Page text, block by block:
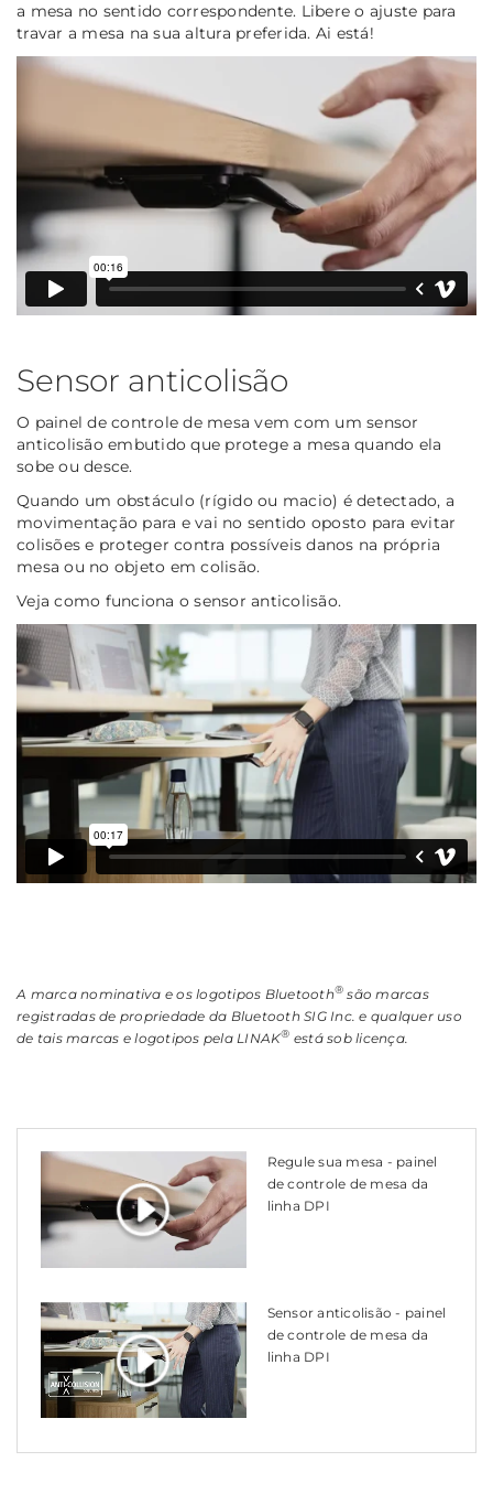
a mesa no sentido correspondente. Libere o ajuste para
travar a mesa na sua altura preferida. Ai está!
Sensor anticolisão
O painel de controle de mesa vem com um sensor
anticolisão embutido que protege a mesa quando ela
sobe ou desce.
Quando um obstáculo (rígido ou macio) é detectado, a
movimentação para e vai no sentido oposto para evitar
colisões e proteger contra possíveis danos na própria
mesa ou no objeto em colisão.
Veja como funciona o sensor anticolisão.
A marca nominativa e os logotipos Bluetooth® são marcas
registradas de propriedade da Bluetooth SIG Inc. e qualquer uso
de tais marcas e logotipos pela LINAK® está sob licença.
Regule sua mesa - painel
de controle de mesa da
linha DPI
Sensor anticolisão - painel
de controle de mesa da
linha DPI